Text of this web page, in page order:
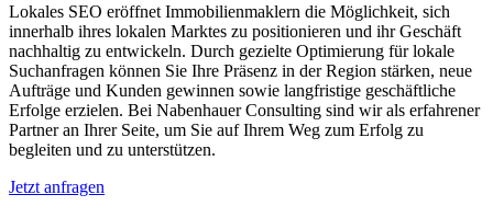
Lokales SEO eröffnet Immobilienmaklern die Möglichkeit, sich
innerhalb ihres lokalen Marktes zu positionieren und ihr Geschäft
nachhaltig zu entwickeln. Durch gezielte Optimierung für lokale
Suchanfragen können Sie Ihre Präsenz in der Region stärken, neue
Aufträge und Kunden gewinnen sowie langfristige geschäftliche
Erfolge erzielen. Bei Nabenhauer Consulting sind wir als erfahrener
Partner an Ihrer Seite, um Sie auf Ihrem Weg zum Erfolg zu
begleiten und zu unterstützen.
Jetzt anfragen